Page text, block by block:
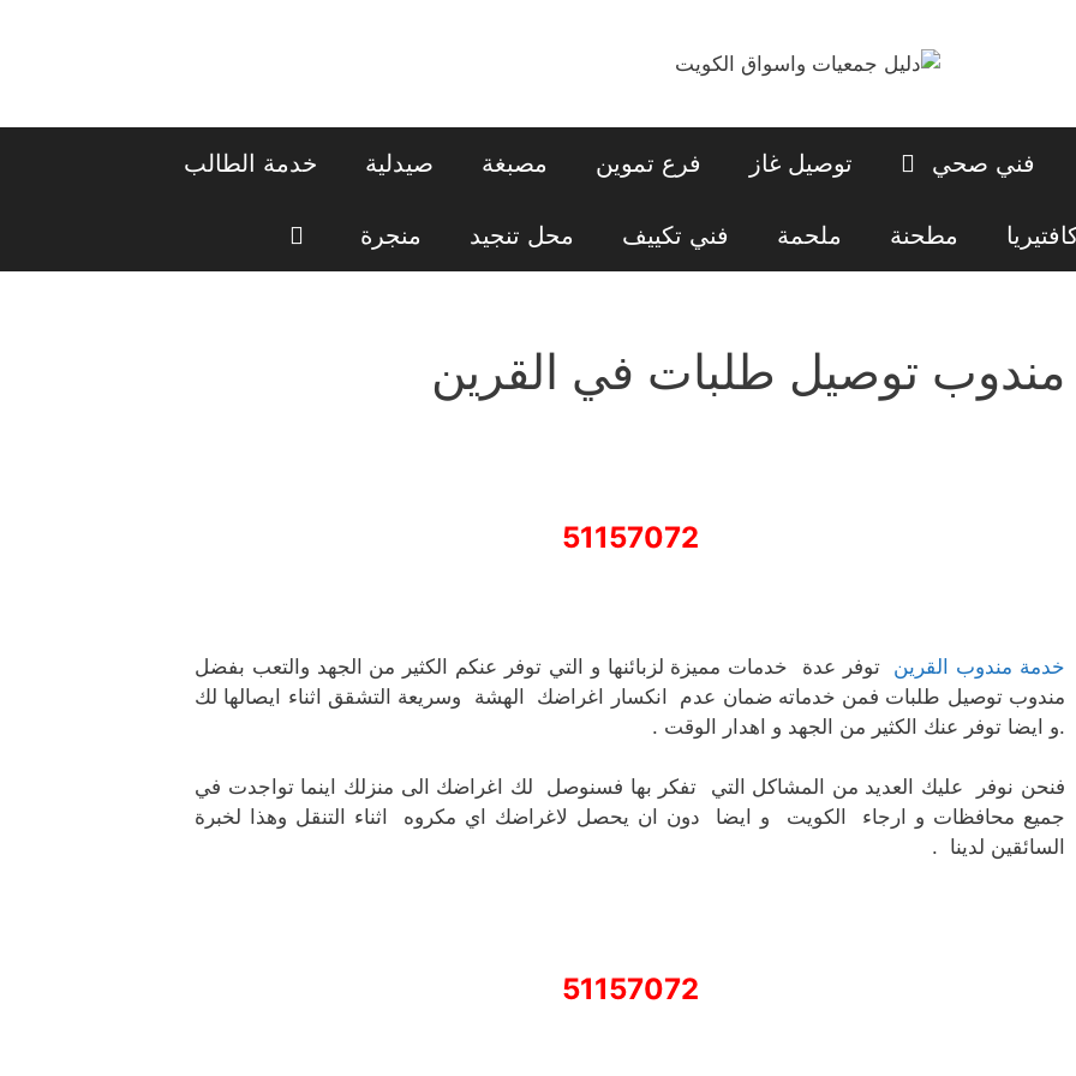
فني صحي توصيل غاز فرع تموين مصبغة صيدلية خدمة الطالب
مطحنة ملحمة فني تكييف محل تنجيد منجرة
مندوب توصيل طلبات في القرين
51157072
خدمة مندوب القرين توفر عدة خدمات مميزة لزبائنها و التي توفر عنكم الكثير من الجهد والتعب بفضل
مندوب توصيل طلبات فمن خدماته ضمان عدم انكسار اغراضك الهشة وسريعة التشقق اثناء ايصالها لك
.و ايضا توفر عنك الكثير من الجهد و اهدار الوقت .
فنحن نوفر عليك العديد من المشاكل التي تفكر بها فسنوصل لك اغراضك الى منزلك اينما تواجدت في
جميع محافظات و ارجاء الكويت و ايضا دون ان يحصل لاغراضك اي مكروه اثناء التنقل وهذا لخبرة
السائقين لدينا .
51157072